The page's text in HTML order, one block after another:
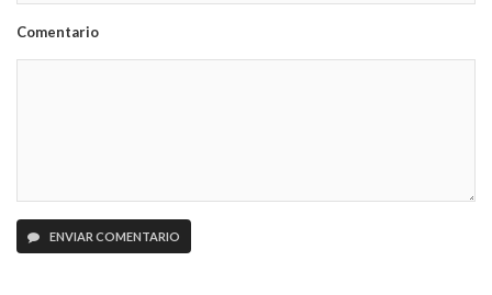
Comentario
ENVIAR COMENTARIO